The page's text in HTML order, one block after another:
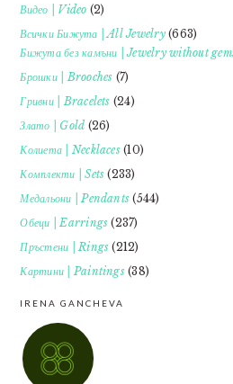
Видео | Video (2)
Всички Бижута | All Jewelry(663)
Бижута без камъни | Jewelry without
Брошки | Brooches (7)
Гривни | Bracelets (24)
Злато | Gold (26)
Колиета | Necklaces(10)
Комплекти | Sets (233)
Медальони | Pendants (544)
Обеци | Earrings (237)
Пръстени | Rings (212)
Картини | Paintings(38)
IRENA GANCHEVA